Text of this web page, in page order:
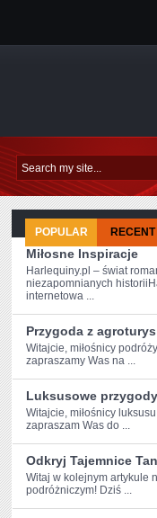
POPULAR RECENT
Miłosne Inspiracje
Harlequiny.pl – świat
niezapomnianych
internetowa ...
Przygoda z agroturys
Witajcie, miłośnicy
‍zapraszamy Was na ...
Luksusowe
Witajcie, miłośnicy
zapraszam Was do ...
Odkryj Tajemnice Tan
Witaj w kolejnym artykule
podróżniczym! Dziś ...